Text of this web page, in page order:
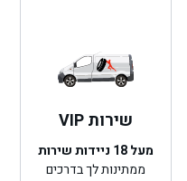
שירות VIP
מעל 18 ניידות שירות
ממתינות לך בדרכים